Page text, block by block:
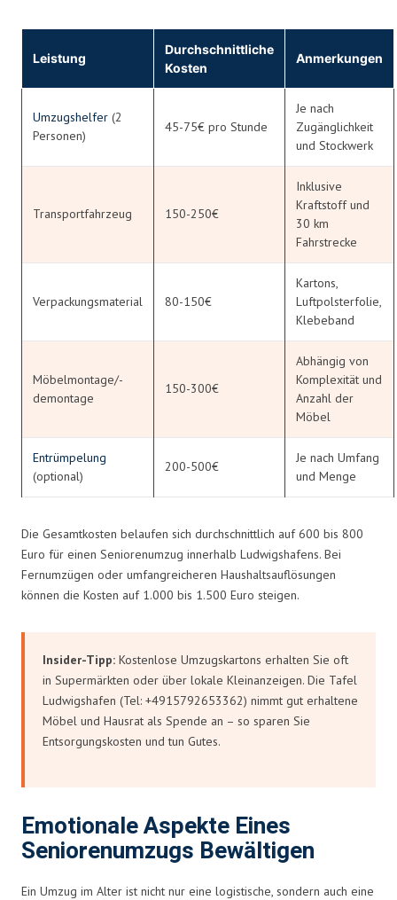
Leistung
Durchschnittliche
Kosten
Anmerkungen
Umzugshelfer (2
Personen)
45-75€ pro Stunde
Je nach
Zugänglichkeit
und Stockwerk
Transportfahrzeug 150-250€
Inklusive
Kraftstoff und
30 km
Fahrstrecke
Verpackungsmaterial 80-150€
Kartons,
Luftpolsterfolie,
Klebeband
Möbelmontage/-
demontage
150-300€
Abhängig von
Komplexität und
Anzahl der
Möbel
Entrümpelung
(optional)
200-500€
Je nach Umfang
und Menge
Die Gesamtkosten belaufen sich durchschnittlich auf 600 bis 800
Euro für einen Seniorenumzug innerhalb Ludwigshafens. Bei
Fernumzügen oder umfangreicheren Haushaltsauflösungen
können die Kosten auf 1.000 bis 1.500 Euro steigen.
Insider-Tipp: Kostenlose Umzugskartons erhalten Sie oft
in Supermärkten oder über lokale Kleinanzeigen. Die Tafel
Ludwigshafen (Tel: +4915792653362) nimmt gut erhaltene
Möbel und Hausrat als Spende an – so sparen Sie
Entsorgungskosten und tun Gutes.
Emotionale Aspekte Eines
Seniorenumzugs Bewältigen
Ein Umzug im Alter ist nicht nur eine logistische, sondern auch eine